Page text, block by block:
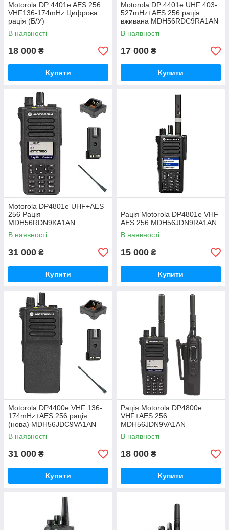
Motorola DP 4401e AES 256
VHF136-174mHz Цифрова
рація (Б/У)
MDH56JDC9RA1AN
В наявності
18 000 ₴
Купити
Motorola DP 4401e UHF 403-
527mHz+AES 256 рація
вживана MDH56RDC9RA1AN
В наявності
17 000 ₴
Купити
Motorola DP4801e UHF+AES
256 Рація
MDH56RDN9KA1AN
В наявності
31 000 ₴
Купити
Рація Motorola DP4801e VHF
AES 256 MDH56JDN9RA1AN
В наявності
15 000 ₴
Купити
Motorola DP4400e VHF 136-
174mHz+AES 256 рація
(нова) MDH56JDC9VA1AN
В наявності
31 000 ₴
Купити
Рація Motorola DP4800e
VHF+AES 256
MDH56JDN9VA1AN
В наявності
18 000 ₴
Купити